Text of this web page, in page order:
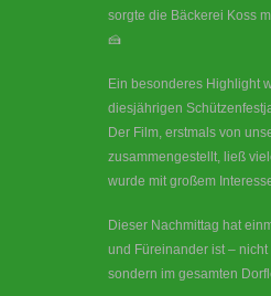
sorgte die Bäckerei Koss
🍰
Ein besonderes Highlight
diesjährigen
Der Film, erstmals von
zusammengestellt, ließ
wurde mit großem
Dieser Nachmittag hat
und Füreinander ist –
sondern im gesamten